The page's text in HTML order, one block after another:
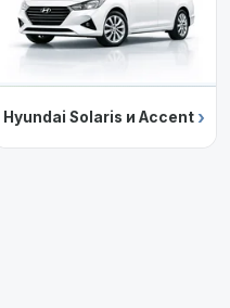
Hyundai Solaris и Accent ›